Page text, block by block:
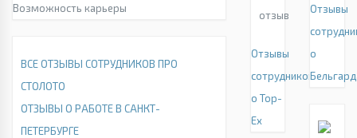
Возможность карьеры
ВСЕ ОТЗЫВЫ СОТРУДНИКОВ ПРО
СТОЛОТО
ОТЗЫВЫ О РАБОТЕ В САНКТ-
ПЕТЕРБУРГЕ
отзыв
Отзывы
сотрудников
о Top-
Ex
Отзывы
о